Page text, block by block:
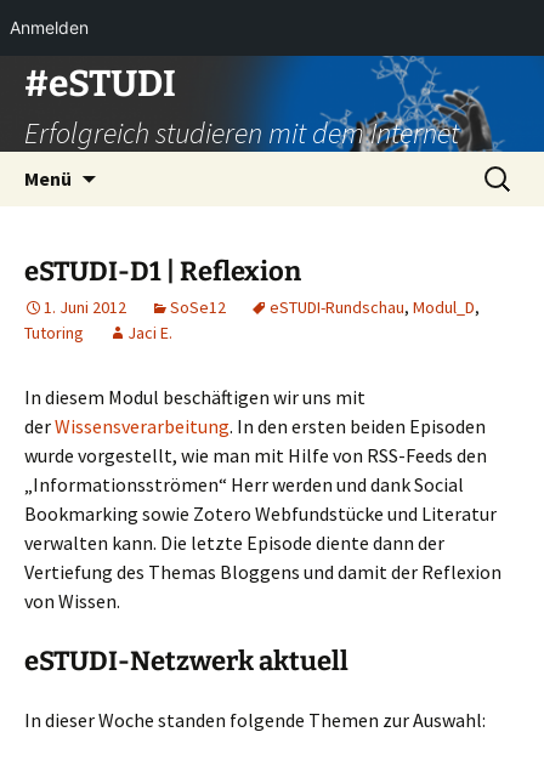
Anmelden
Zum
Inhalt
springen
#eSTUDI
Erfolgreich studieren mit dem Internet
Menü
Suchen
nach:
eSTUDI-D1 | Reflexion
1. Juni 2012 SoSe12 eSTUDI-Rundschau, Modul_D,
Tutoring
Jaci E.
In diesem Modul beschäftigen wir uns mit
derWissensverarbeitung. In den ersten beiden Episoden
wurde vorgestellt, wie man mit Hilfe von RSS-Feeds den
„Informationsströmen“ Herr werden und dank Social
Bookmarking sowie Zotero Webfundstücke und Literatur
verwalten kann. Die letzte Episode diente dann der
Vertiefung des Themas Bloggens und damit der Reflexion
von Wissen.
eSTUDI-Netzwerk aktuell
In dieser Woche standen folgende Themen zur Auswahl: